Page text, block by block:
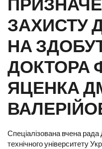
ЗАХИСТУ
НА
ДОКТОРА
ЯЦЕНКА
Спеціалізована вчена
технічного університету